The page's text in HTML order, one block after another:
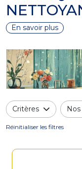
En savoir plus
Critères
Réinitialiser les filtres